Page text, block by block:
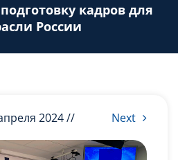
кадров для
России
Next
2024 //